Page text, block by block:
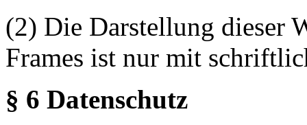
(2) Die Darstellung dieser
Frames ist nur mit
§ 6 Datenschutz